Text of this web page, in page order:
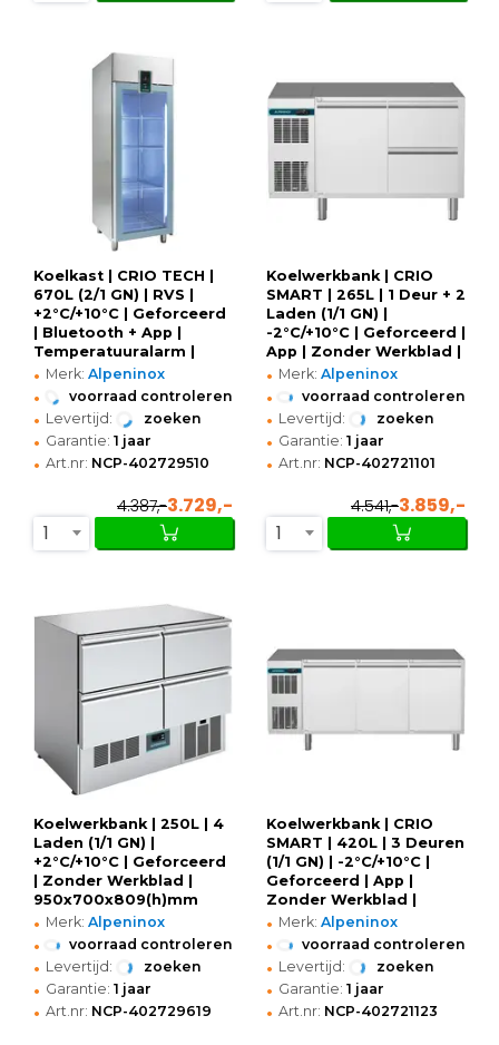
Koelkast | CRIO TECH |
670L (2/1 GN) | RVS |
+2°C/+10°C | Geforceerd
| Bluetooth + App |
Temperatuuralarm |
710x835x2050/2105(h)mm
• Merk: Alpeninox
• voorraad controleren
• Levertijd: zoeken
• Garantie: 1 jaar
• Art.nr: NCP-402729510
4.387,-3.729,-
1
Koelwerkbank | CRIO
SMART | 265L | 1 Deur + 2
Laden (1/1 GN) |
-2°C/+10°C | Geforceerd |
App | Zonder Werkblad |
1245x700x800(h)mm
• Merk: Alpeninox
• voorraad controleren
• Levertijd: zoeken
• Garantie: 1 jaar
• Art.nr: NCP-402721101
4.541,-3.859,-
1
Koelwerkbank | 250L | 4
Laden (1/1 GN) |
+2°C/+10°C | Geforceerd
| Zonder Werkblad |
950x700x809(h)mm
• Merk: Alpeninox
• voorraad controleren
• Levertijd: zoeken
• Garantie: 1 jaar
• Art.nr: NCP-402729619
Koelwerkbank | CRIO
SMART | 420L | 3 Deuren
(1/1 GN) | -2°C/+10°C |
Geforceerd | App |
Zonder Werkblad |
1699x700x800(h)mm
• Merk: Alpeninox
• voorraad controleren
• Levertijd: zoeken
• Garantie: 1 jaar
• Art.nr: NCP-402721123